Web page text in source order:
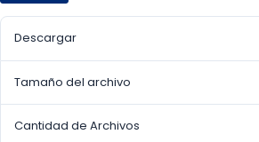
Descargar
Tamaño del archivo
Cantidad de Archivos